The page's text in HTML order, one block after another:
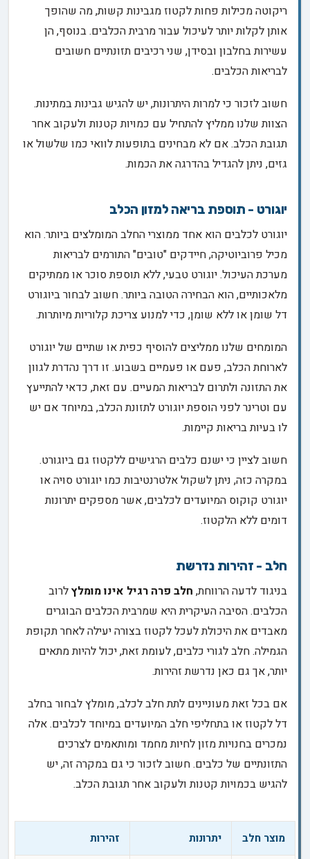
ריקוטה מכילות פחות לקטוז מגבינות קשות, מה שהופך
אותן לקלות יותר לעיכול עבור מרבית הכלבים. בנוסף, הן
עשירות בחלבון ובסידן, שני רכיבים תזונתיים חשובים
לבריאות הכלבים.
חשוב לזכור כי למרות היתרונות, יש להגיש גבינות במתינות.
הצוות שלנו ממליץ להתחיל עם כמויות קטנות ולעקוב אחר
תגובת הכלב. אם לא מבחינים בתופעות לוואי כמו שלשול או
גזים, ניתן להגדיל בהדרגה את הכמות.
יוגורט - תוספת בריאה למזון הכלב
יוגורט לכלבים הוא אחד ממוצרי החלב המומלצים ביותר. הוא
מכיל פרוביוטיקה, חיידקים "טובים" התורמים לבריאות
מערכת העיכול. יוגורט טבעי, ללא תוספת סוכר או ממתיקים
מלאכותיים, הוא הבחירה הטובה ביותר. חשוב לבחור ביוגורט
דל שומן או ללא שומן, כדי למנוע צריכת קלוריות מיותרות.
המומחים שלנו ממליצים להוסיף כפית או שתיים של יוגורט
לארוחת הכלב, פעם או פעמיים בשבוע. זו דרך נהדרת לגוון
את התזונה ולתרום לבריאות המעיים. עם זאת, כדאי להתייעץ
עם וטרינר לפני הוספת יוגורט לתזונת הכלב, במיוחד אם יש
לו בעיות בריאות קיימות.
חשוב לציין כי ישנם כלבים הרגישים ללקטוז גם ביוגורט.
במקרה כזה, ניתן לשקול אלטרנטיבות כמו יוגורט סויה או
יוגורט קוקוס המיועדים לכלבים, אשר מספקים יתרונות
דומים ללא הלקטוז.
חלב - זהירות נדרשת
בניגוד לדעה הרווחת, חלב פרה רגיל אינו מומלץלרוב
הכלבים. הסיבה העיקרית היא שמרבית הכלבים הבוגרים
מאבדים את היכולת לעכל לקטוז בצורה יעילה לאחר תקופת
הגמילה. חלב לגורי כלבים, לעומת זאת, יכול להיות מתאים
יותר, אך גם כאן נדרשת זהירות.
אם בכל זאת מעוניינים לתת חלב לכלב, מומלץ לבחור בחלב
דל לקטוז או בתחליפי חלב המיועדים במיוחד לכלבים. אלה
נמכרים בחנויות מזון לחיות מחמד ומותאמים לצרכים
התזונתיים של כלבים. חשוב לזכור כי גם במקרה זה, יש
להגיש בכמויות קטנות ולעקוב אחר תגובת הכלב.
מוצר חלב יתרונות זהירות